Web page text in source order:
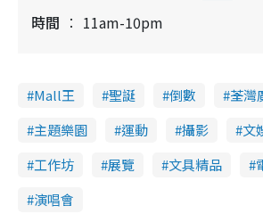
時間 11am-10pm
Mall王 聖誕 倒數 荃灣
主題樂園
運動 攝影
文
工作坊
展覽 文具精品
演唱會